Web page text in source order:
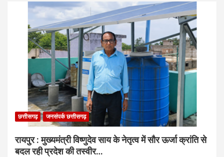
छत्तीसगढ़ जनसंपर्क छत्तीसगढ़
रायपुर : मुख्यमंत्री विष्णुदेव साय के नेतृत्व में सौर ऊर्जा क्रांति से
बदल रही प्रदेश की तस्वीर…